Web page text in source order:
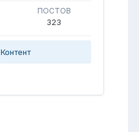
ПОСТОВ
323
Контент